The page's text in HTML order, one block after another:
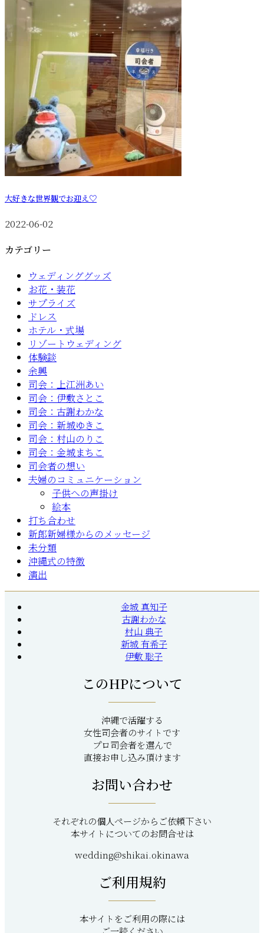
大好きな世界観でお迎え♡
2022-06-02
カテゴリー
ウェディンググッズ
お花・装花
サプライズ
ドレス
ホテル・式場
リゾートウェディング
体験談
余興
司会：上江洲あい
司会：伊敷さとこ
司会：古謝わかな
司会：新城ゆきこ
司会：村山のりこ
司会：金城まちこ
司会者の想い
夫婦のコミュニケーション
子供への声掛け
絵本
打ち合わせ
新郎新婦様からのメッセージ
未分類
沖縄式の特徴
演出
金城 真知子
古謝わかな
村山 典子
新城 有希子
伊敷 聡子
このHPについて
沖縄で活躍する
女性司会者のサイトです
プロ司会者を選んで
直接お申し込み頂けます
お問い合わせ
それぞれの個人ページからご依頼下さい
本サイトについてのお問合せは
wedding@shikai.okinawa
ご利用規約
本サイトをご利用の際には